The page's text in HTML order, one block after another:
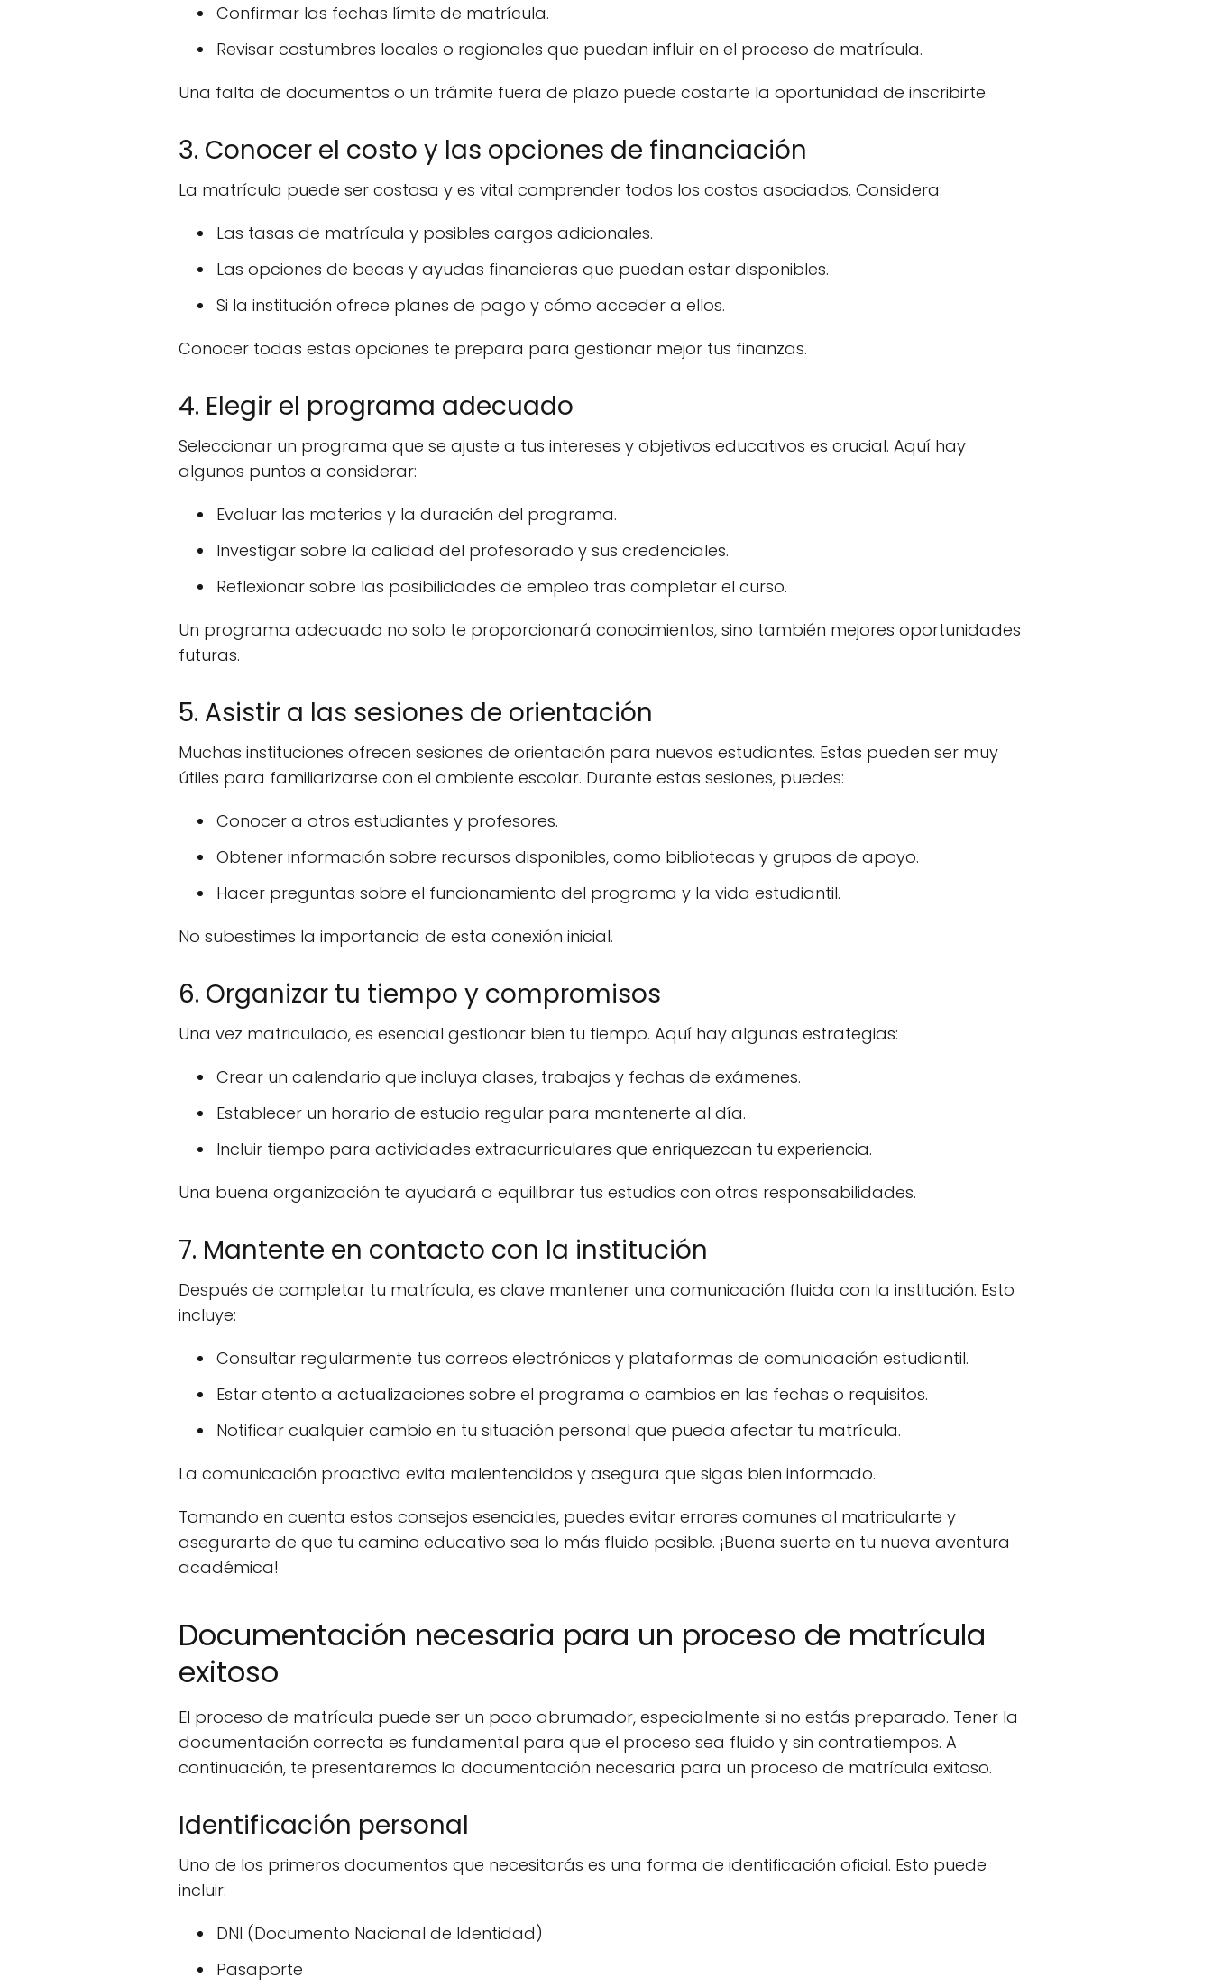
Confirmar las fechas límite de matrícula.
Revisar costumbres locales o regionales que puedan influir en el proceso de matrícula.
Una falta de documentos o un trámite fuera de plazo puede costarte la oportunidad de inscribirte.
3. Conocer el costo y las opciones de financiación
La matrícula puede ser costosa y es vital comprender todos los costos asociados. Considera:
Las tasas de matrícula y posibles cargos adicionales.
Las opciones de becas y ayudas financieras que puedan estar disponibles.
Si la institución ofrece planes de pago y cómo acceder a ellos.
Conocer todas estas opciones te prepara para gestionar mejor tus finanzas.
4. Elegir el programa adecuado
Seleccionar un programa que se ajuste a tus intereses y objetivos educativos es crucial. Aquí hay
algunos puntos a considerar:
Evaluar las materias y la duración del programa.
Investigar sobre la calidad del profesorado y sus credenciales.
Reflexionar sobre las posibilidades de empleo tras completar el curso.
Un programa adecuado no solo te proporcionará conocimientos, sino también mejores oportunidades
futuras.
5. Asistir a las sesiones de orientación
Muchas instituciones ofrecen sesiones de orientación para nuevos estudiantes. Estas pueden ser muy
útiles para familiarizarse con el ambiente escolar. Durante estas sesiones, puedes:
Conocer a otros estudiantes y profesores.
Obtener información sobre recursos disponibles, como bibliotecas y grupos de apoyo.
Hacer preguntas sobre el funcionamiento del programa y la vida estudiantil.
No subestimes la importancia de esta conexión inicial.
6. Organizar tu tiempo y compromisos
Una vez matriculado, es esencial gestionar bien tu tiempo. Aquí hay algunas estrategias:
Crear un calendario que incluya clases, trabajos y fechas de exámenes.
Establecer un horario de estudio regular para mantenerte al día.
Incluir tiempo para actividades extracurriculares que enriquezcan tu experiencia.
Una buena organización te ayudará a equilibrar tus estudios con otras responsabilidades.
7. Mantente en contacto con la institución
Después de completar tu matrícula, es clave mantener una comunicación fluida con la institución. Esto
incluye:
Consultar regularmente tus correos electrónicos y plataformas de comunicación estudiantil.
Estar atento a actualizaciones sobre el programa o cambios en las fechas o requisitos.
Notificar cualquier cambio en tu situación personal que pueda afectar tu matrícula.
La comunicación proactiva evita malentendidos y asegura que sigas bien informado.
Tomando en cuenta estos consejos esenciales, puedes evitar errores comunes al matricularte y
asegurarte de que tu camino educativo sea lo más fluido posible. ¡Buena suerte en tu nueva aventura
académica!
Documentación necesaria para un proceso de matrícula
exitoso
El proceso de matrícula puede ser un poco abrumador, especialmente si no estás preparado. Tener la
documentación correcta es fundamental para que el proceso sea fluido y sin contratiempos. A
continuación, te presentaremos la documentación necesaria para un proceso de matrícula exitoso.
Identificación personal
Uno de los primeros documentos que necesitarás es una forma de identificación oficial. Esto puede
incluir:
DNI (Documento Nacional de Identidad)
Pasaporte